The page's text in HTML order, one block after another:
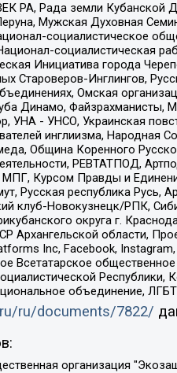
РА, Рада земли
Мужская Духовная
социалистическое
социалистическая
Инициатива города
Староверов-Инглингов,
Омская
Динамо, Файзрахманисты,
УНА - УНСО, Украинская
инглиизма, Народная
Община Коренного
РЕВТАТПОД,
Курсом Правды и
Русская республика
клуб-Новокузнецк/РПК,
округа г.
Архангельской области,
Inc, Facebook,
Всетатарское
объединение,
ru/documents/7822/
коммуникаций и правовому просвещению "Так-так-Так", Фонд содействия устойчивому развитию "Серебряная тайга", Свердловский региональный общественный фонд социальных проектов "Новое время", "Idel.Реалии", Кавказ.Реалии, Крым.Реалии, Телеканал Настоящее Время, Татаро-башкирская служба Радио Свобода (Azatliq Radiosi), Радио Свободная Европа/Радио Свобода (PCE/PC), "Сибирь.Реалии", "Фактограф", Благотворительный фонд помощи осужденным и их семьям, Автономная некоммерческая организация "Институт глобализации и социальных движений", Фонд "В защиту прав заключенных", Частное учреждение "Центр поддержки и содействия развитию средств массовой информации", Пензенский региональный общественный благотворительный фонд "Гражданский союз", "Север.Реалии", Некоммерческая организация Фонд "Правовая инициатива", Общество с ограниченной ответственностью "Радио Свободная Европа/Радио Свобода", Чешское информационное агентство "MEDIUM-ORIENT", Красноярская региональная общественная организация "Мы против СПИДа", Камалягин Денис Николаевич, Маркелов Сергей Евгеньевич, Пономарев Лев Александрович, Савицкая Людмила Алексеевна, Автономная некоммерческая организация "Центр по работе с проблемой насилия "НАСИЛИЮ.НЕТ", Межрегиональный профессиональный союз работников здравоохранения "Альянс врачей", Юридическое лицо, зарегистрированное в Латвийской Республике, SIA "Medusa Project" (регистрационный номер 40103797863, дата регистрации 10.06.2014), Некоммерческая организация "Фонд по борьбе с коррупцией", Автономная некоммерческая организация "Институт права и публичной политики", Баданин Роман Сергеевич, Гликин Максим Александрович, Железнова Мария Михайловна, Лукьянова Юлия Сергеевна, Маетная Елизавета Витальевна, Маняхин Петр Борисович,